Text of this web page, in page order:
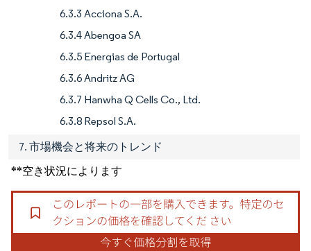
6.3.3 Acciona S.A.
6.3.4 Abengoa SA
6.3.5 Energias de Portugal
6.3.6 Andritz AG
6.3.7 Hanwha Q Cells Co., Ltd.
6.3.8 Repsol S.A.
7. 市場機会と将来のトレンド
**空き状況によります